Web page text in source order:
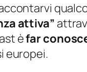
attiva”
èfar
europei.